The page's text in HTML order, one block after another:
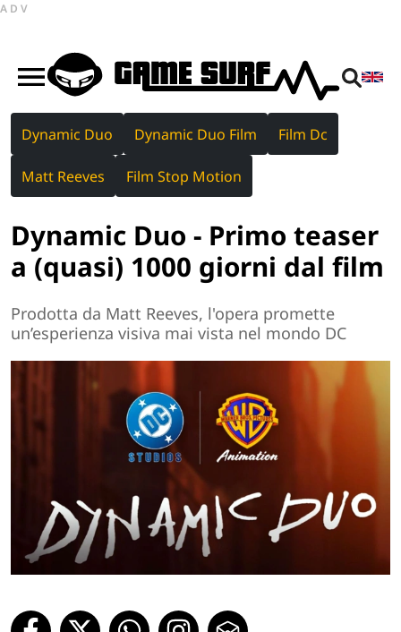
ADV
Dynamic Duo Dynamic Duo Film Film Dc
Matt Reeves Film Stop Motion
Dynamic Duo - Primo teaser
a (quasi) 1000 giorni dal film
Prodotta da Matt Reeves, l'opera promette
un’esperienza visiva mai vista nel mondo DC